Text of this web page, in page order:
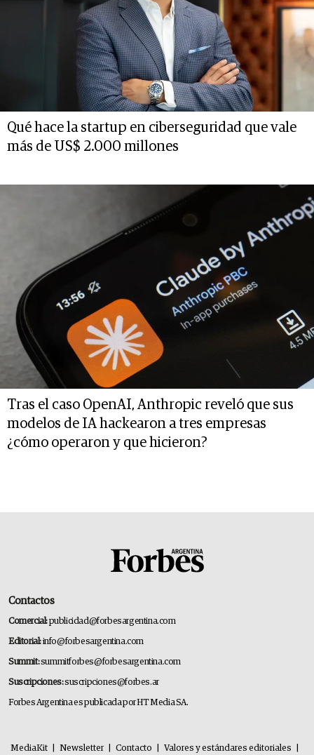
Qué hace la startup en ciberseguridad que vale
más de US$ 2.000 millones
Tras el caso OpenAI, Anthropic reveló que sus
modelos de IA hackearon a tres empresas
¿cómo operaron y que hicieron?
Contactos
Comercial:publicidad@forbesargentina.com
Editorial:info@forbesargentina.com
Summit:summitforbes@forbesargentina.com
Suscripciones:suscripciones@forbes.ar
Forbes Argentina es publicada por HT Media SA.
MediaKit Newsletter Contacto Valores y estándares editoriales